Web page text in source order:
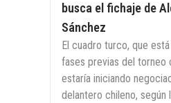
busca el fichaje de
Sánchez
El cuadro turco, que
fases previas del torneo
estaría iniciando
delantero chileno, según